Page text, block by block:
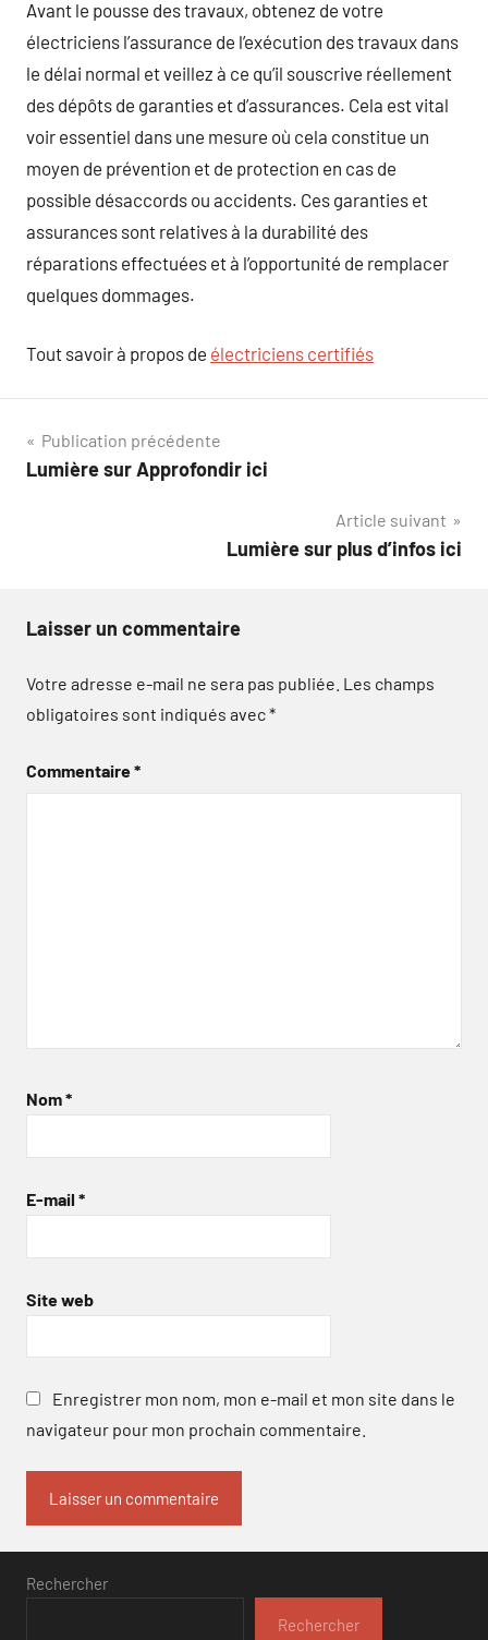
Avant le pousse des travaux, obtenez de votre
électriciens l’assurance de l’exécution des travaux dans
le délai normal et veillez à ce qu’il souscrive réellement
des dépôts de garanties et d’assurances. Cela est vital
voir essentiel dans une mesure où cela constitue un
moyen de prévention et de protection en cas de
possible désaccords ou accidents. Ces garanties et
assurances sont relatives à la durabilité des
réparations effectuées et à l’opportunité de remplacer
quelques dommages.
Tout savoir à propos de électriciens certifiés
Navigation
de
Publication précédente
Lumière sur Approfondir ici
Article suivant
Lumière sur plus d’infos ici
Laisser un commentaire
Votre adresse e-mail ne sera pas publiée. Les champs
obligatoires sont indiqués avec*
Commentaire*
Nom*
E-mail *
Site web
Enregistrer mon nom, mon e-mail et mon site dans le
navigateur pour mon prochain commentaire.
Rechercher
Rechercher